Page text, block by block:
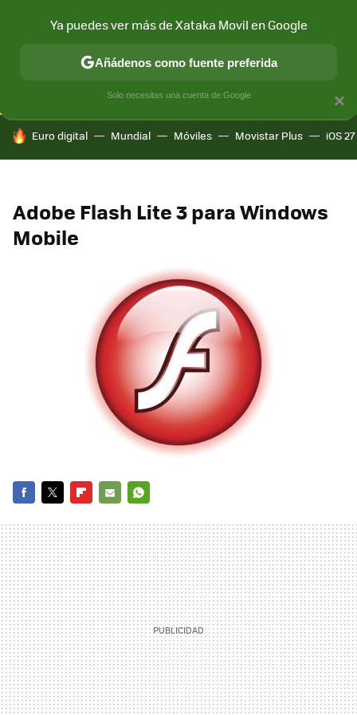
CONECTIVIDAD MÓVIL Y SOCIEDAD APLICACIONES
HOY SE HABLA DE
Euro digital Mundial Móviles Movistar Plus iOS 27
Adobe Flash Lite 3 para Windows
Mobile
MAIL
×
Ya puedes ver más de Xataka Movil en Google
Añádenos como fuente preferida
Solo necesitas una cuenta de Google